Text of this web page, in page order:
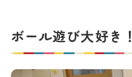
ボール遊び大好き！